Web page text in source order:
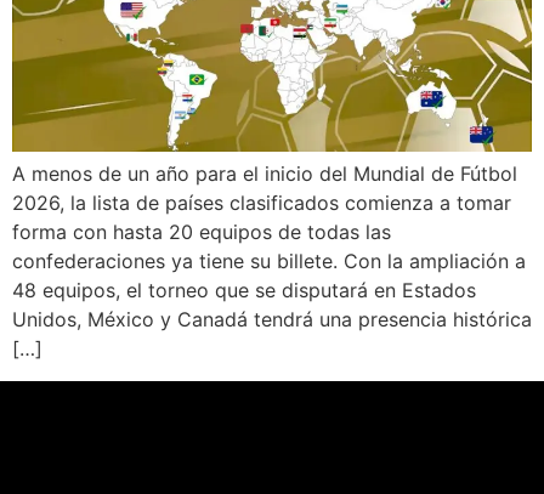
A menos de un año para el inicio del Mundial de Fútbol
2026, la lista de países clasificados comienza a tomar
forma con hasta 20 equipos de todas las
confederaciones ya tiene su billete. Con la ampliación a
48 equipos, el torneo que se disputará en Estados
Unidos, México y Canadá tendrá una presencia histórica
[…]